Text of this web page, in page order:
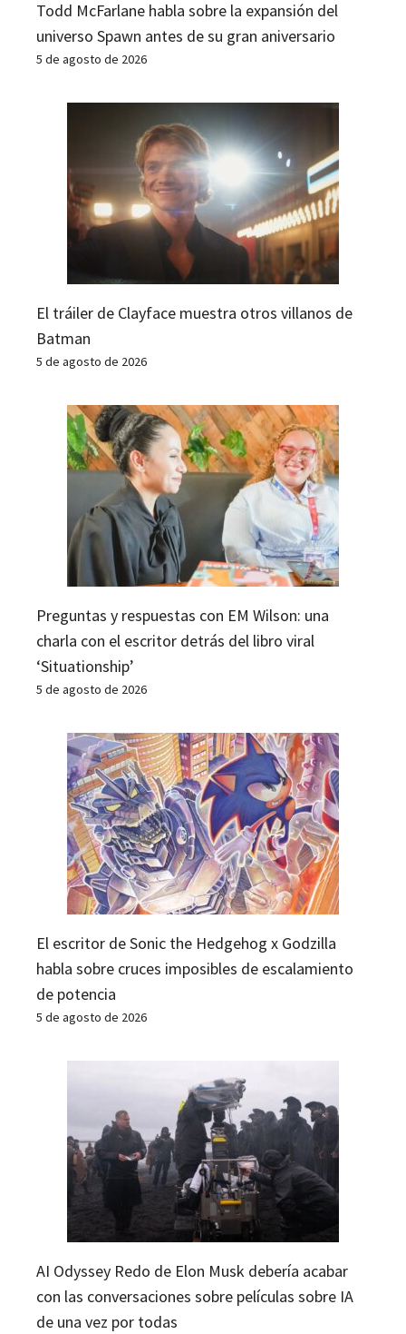
Todd McFarlane habla sobre la expansión del
universo Spawn antes de su gran aniversario
5 de agosto de 2026
El tráiler de Clayface muestra otros villanos de
Batman
5 de agosto de 2026
Preguntas y respuestas con EM Wilson: una
charla con el escritor detrás del libro viral
‘Situationship’
5 de agosto de 2026
El escritor de Sonic the Hedgehog x Godzilla
habla sobre cruces imposibles de escalamiento
de potencia
5 de agosto de 2026
AI Odyssey Redo de Elon Musk debería acabar
con las conversaciones sobre películas sobre IA
de una vez por todas